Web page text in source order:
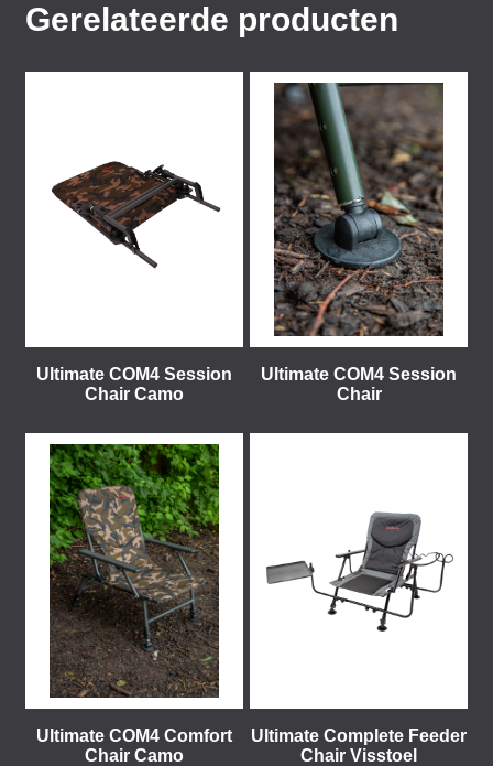
Gerelateerde producten
Ultimate COM4 Session
Chair Camo
Ultimate COM4 Session
Chair
Ultimate COM4 Comfort
Chair Camo
Ultimate Complete Feeder
Chair Visstoel